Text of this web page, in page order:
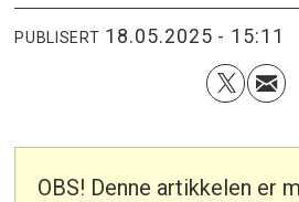
PUBLISERT 18.05.2025 - 15:11
OBS! Denne artikkelen er